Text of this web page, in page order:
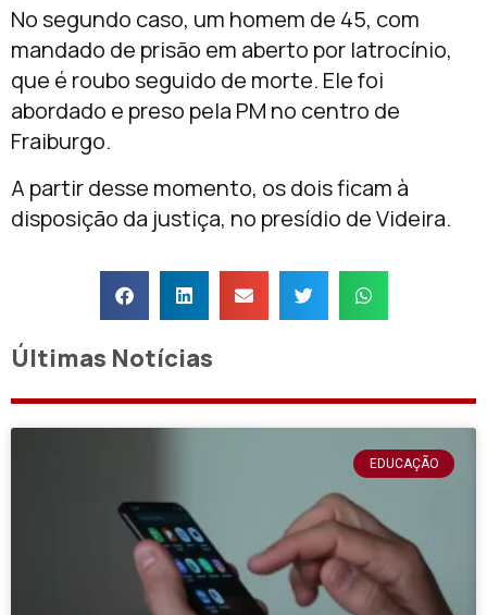
No segundo caso, um homem de 45, com
mandado de prisão em aberto por latrocínio,
que é roubo seguido de morte. Ele foi
abordado e preso pela PM no centro de
Fraiburgo.
A partir desse momento, os dois ficam à
disposição da justiça, no presídio de Videira.
Últimas Notícias
EDUCAÇÃO